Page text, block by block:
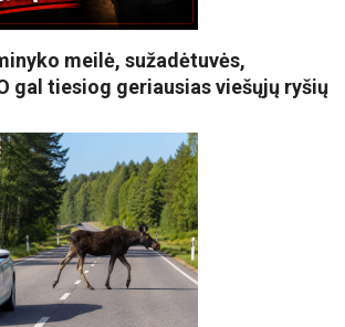
meilė, sužadėtuvės,
gal tiesiog geriausias viešųjų ryšių